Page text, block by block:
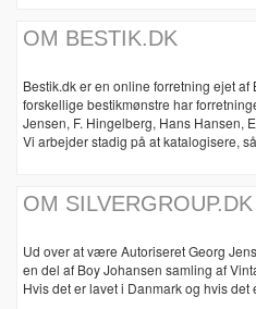
OM BESTIK.DK
Bestik.dk er en online forretning ejet
forskellige bestikmønstre har
Jensen, F. Hingelberg, Hans Hansen,
Vi arbejder stadig på at katalogisere,
OM SILVERGROUP.DK
Ud over at være Autoriseret Georg
en del af Boy Johansen samling af
Hvis det er lavet i Danmark og hvis det